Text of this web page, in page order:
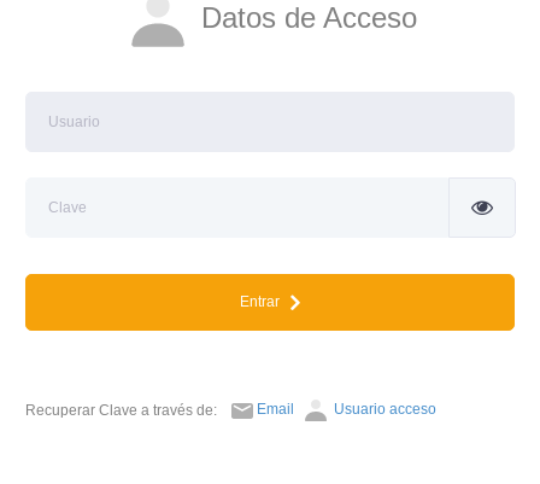
Datos de Acceso
Entrar
Recuperar Clave a través de: Email Usuario acceso